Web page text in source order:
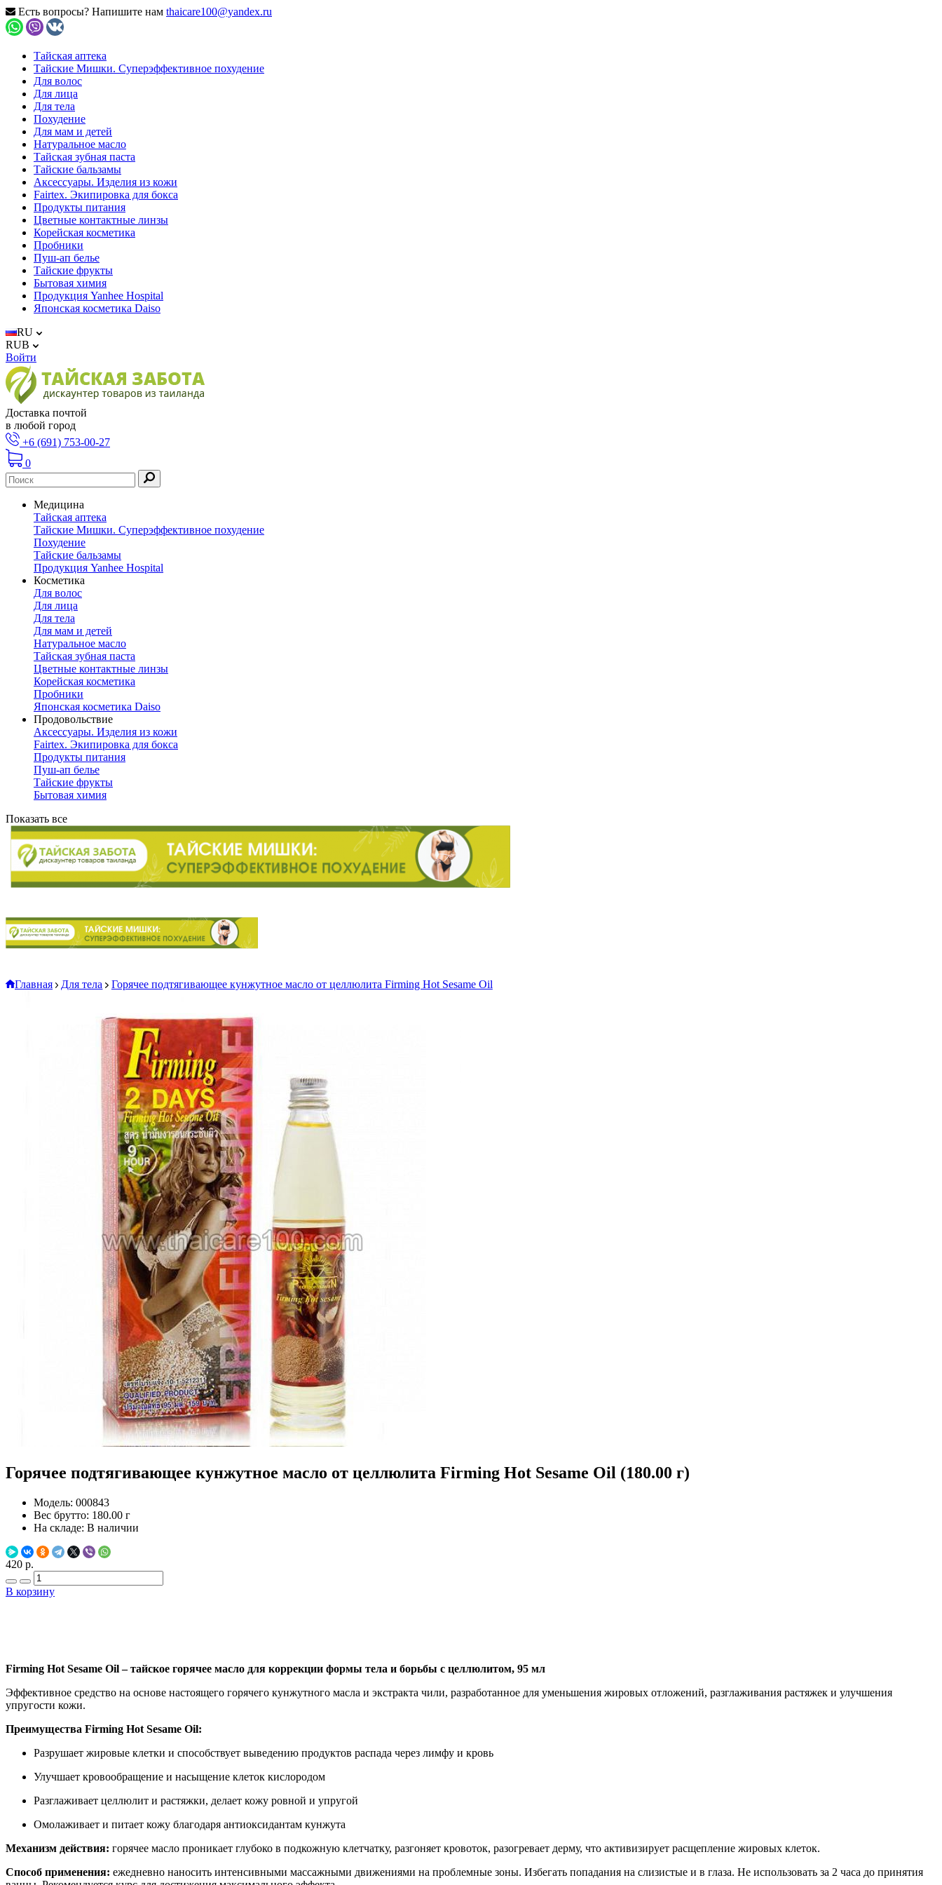
Есть вопросы? Напишите нам thaicare100@yandex.ru
Тайская аптека
Тайские Мишки. Суперэффективное похудение
Для волос
Для лица
Для тела
Похудение
Для мам и детей
Натуральное масло
Тайская зубная паста
Тайские бальзамы
Аксессуары. Изделия из кожи
Fairtex. Экипировка для бокса
Продукты питания
Цветные контактные линзы
Корейская косметика
Пробники
Пуш-ап белье
Тайские фрукты
Бытовая химия
Продукция Yanhee Hospital
Японская косметика Daiso
RU
RUB
Войти
Доставка почтой
в любой город
+6 (691) 753-00-27
0
Медицина
Тайская аптека
Тайские Мишки. Суперэффективное похудение
Похудение
Тайские бальзамы
Продукция Yanhee Hospital
Косметика
Для волос
Для лица
Для тела
Для мам и детей
Натуральное масло
Тайская зубная паста
Цветные контактные линзы
Корейская косметика
Пробники
Японская косметика Daiso
Продовольствие
Аксессуары. Изделия из кожи
Fairtex. Экипировка для бокса
Продукты питания
Пуш-ап белье
Тайские фрукты
Бытовая химия
Показать все
Главная Для тела Горячее подтягивающее кунжутное масло от целлюлита Firming Hot Sesame Oil
Горячее подтягивающее кунжутное масло от целлюлита Firming Hot Sesame Oil (180.00 г)
Модель: 000843
Вес брутто: 180.00 г
На складе: В наличии
420 р.
В корзину
Firming Hot Sesame Oil – тайское горячее масло для коррекции формы тела и борьбы с целлюлитом, 95 мл
Эффективное средство на основе настоящего горячего кунжутного масла и экстракта чили, разработанное для уменьшения жировых отложений, разглаживания растяжек и улучшения
упругости кожи.
Преимущества Firming Hot Sesame Oil:
Разрушает жировые клетки и способствует выведению продуктов распада через лимфу и кровь
Улучшает кровообращение и насыщение клеток кислородом
Разглаживает целлюлит и растяжки, делает кожу ровной и упругой
Омолаживает и питает кожу благодаря антиоксидантам кунжута
Механизм действия: горячее масло проникает глубоко в подкожную клетчатку, разгоняет кровоток, разогревает дерму, что активизирует расщепление жировых клеток.
Способ применения: ежедневно наносить интенсивными массажными движениями на проблемные зоны. Избегать попадания на слизистые и в глаза. Не использовать за 2 часа до принятия